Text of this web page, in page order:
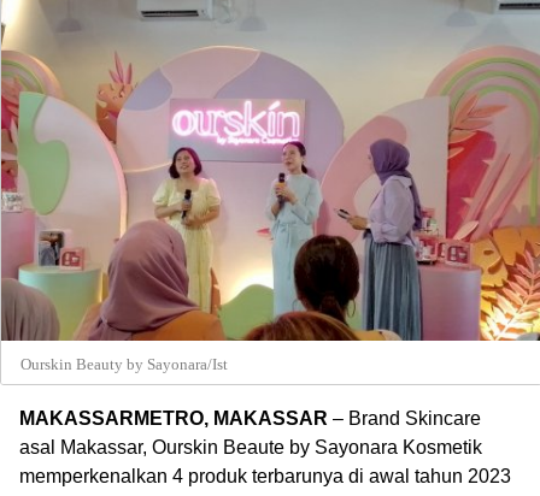
Ourskin Beauty by Sayonara/Ist
MAKASSARMETRO, MAKASSAR – Brand Skincare
asal Makassar, Ourskin Beaute by Sayonara Kosmetik
memperkenalkan 4 produk terbarunya di awal tahun 2023